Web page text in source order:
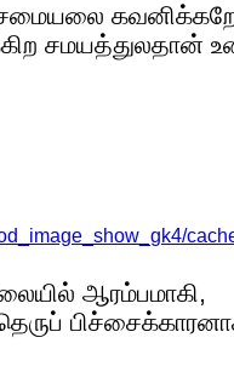
சமையலை
சமயத்துலதான்
ஆரம்பமாகி,